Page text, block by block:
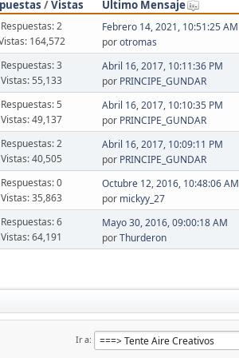
/Vistas Último Mensaje
Respuestas: 2
164,572
Febrero 14, 2021, 10:51:25 AM
porotromas
Respuestas: 3
Vistas: 55,133
Abril 16, 2017, 10:11:36 PM
por PRINCIPE_GUNDAR
Respuestas: 5
Vistas: 49,137
Abril 16, 2017, 10:10:35 PM
por PRINCIPE_GUNDAR
Respuestas: 2
Vistas: 40,505
Abril 16, 2017, 10:09:11 PM
por PRINCIPE_GUNDAR
Respuestas: 0
Vistas: 35,863
Octubre 12, 2016, 10:48:06 AM
por mickyy_27
Respuestas: 6
Vistas: 64,191
Mayo 30, 2016, 09:00:18 AM
porThurderon
Ir a